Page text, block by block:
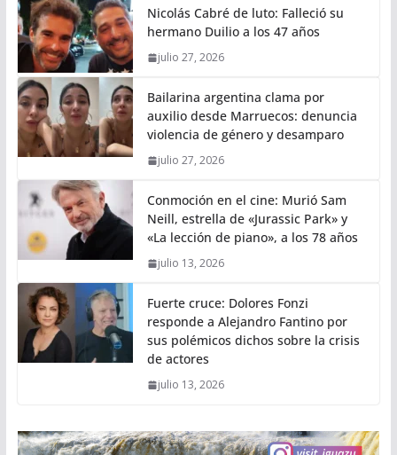
Nicolás Cabré de luto: Falleció su
hermano Duilio a los 47 años
julio 27, 2026
Bailarina argentina clama por
auxilio desde Marruecos: denuncia
violencia de género y desamparo
julio 27, 2026
Conmoción en el cine: Murió Sam
Neill, estrella de «Jurassic Park» y
«La lección de piano», a los 78 años
julio 13, 2026
Fuerte cruce: Dolores Fonzi
responde a Alejandro Fantino por
sus polémicos dichos sobre la crisis
de actores
julio 13, 2026